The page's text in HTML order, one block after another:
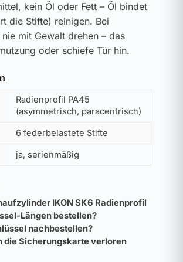
kein Öl oder Fett – Öl bindet
die Stifte) reinigen. Bei
mit Gewalt drehen – das
oder schiefe Tür hin.
Radienprofil PA45
(asymmetrisch, paracentrisch)
6 federbelastete Stifte
ja, serienmäßig
IKON SK6 Radienprofil
Längen bestellen?
nachbestellen?
die Sicherungskarte verloren